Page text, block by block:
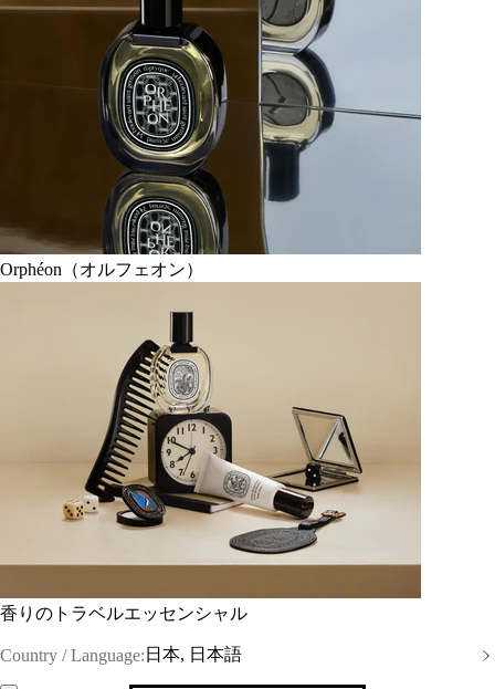
Orphéon（オルフェオン）
香りのトラベルエッセンシャル
Country / Language: 日本, 日本語